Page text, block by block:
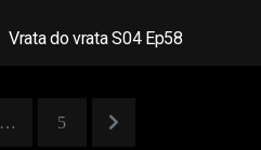
Vrata do vrata S04 Ep58
… 5